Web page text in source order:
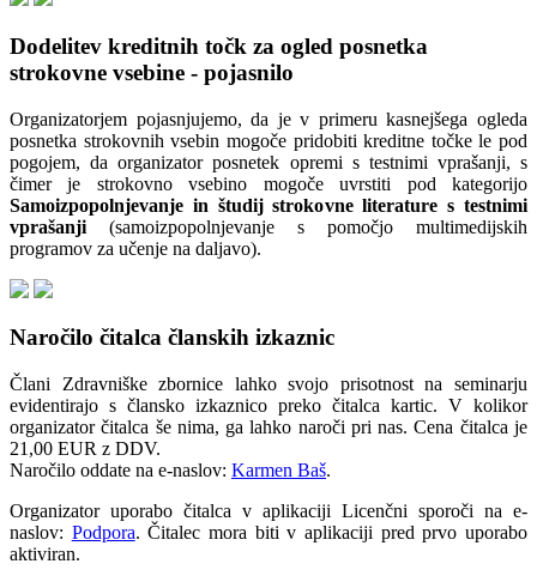
Dodelitev kreditnih točk za ogled posnetka
strokovne vsebine - pojasnilo
Organizatorjem pojasnjujemo, da je v primeru kasnejšega ogleda
posnetka strokovnih vsebin mogoče pridobiti kreditne točke le pod
pogojem, da organizator posnetek opremi s testnimi vprašanji, s
čimer je strokovno vsebino mogoče uvrstiti pod kategorijo
Samoizpopolnjevanje in študij strokovne literature s testnimi
vprašanji (samoizpopolnjevanje s pomočjo multimedijskih
programov za učenje na daljavo).
Naročilo čitalca članskih izkaznic
Člani Zdravniške zbornice lahko svojo prisotnost na seminarju
evidentirajo s člansko izkaznico preko čitalca kartic. V kolikor
organizator čitalca še nima, ga lahko naroči pri nas. Cena čitalca je
21,00 EUR z DDV.
Naročilo oddate na e-naslov: Karmen Baš.
Organizator uporabo čitalca v aplikaciji Licenčni sporoči na e-
naslov: Podpora. Čitalec mora biti v aplikaciji pred prvo uporabo
aktiviran.